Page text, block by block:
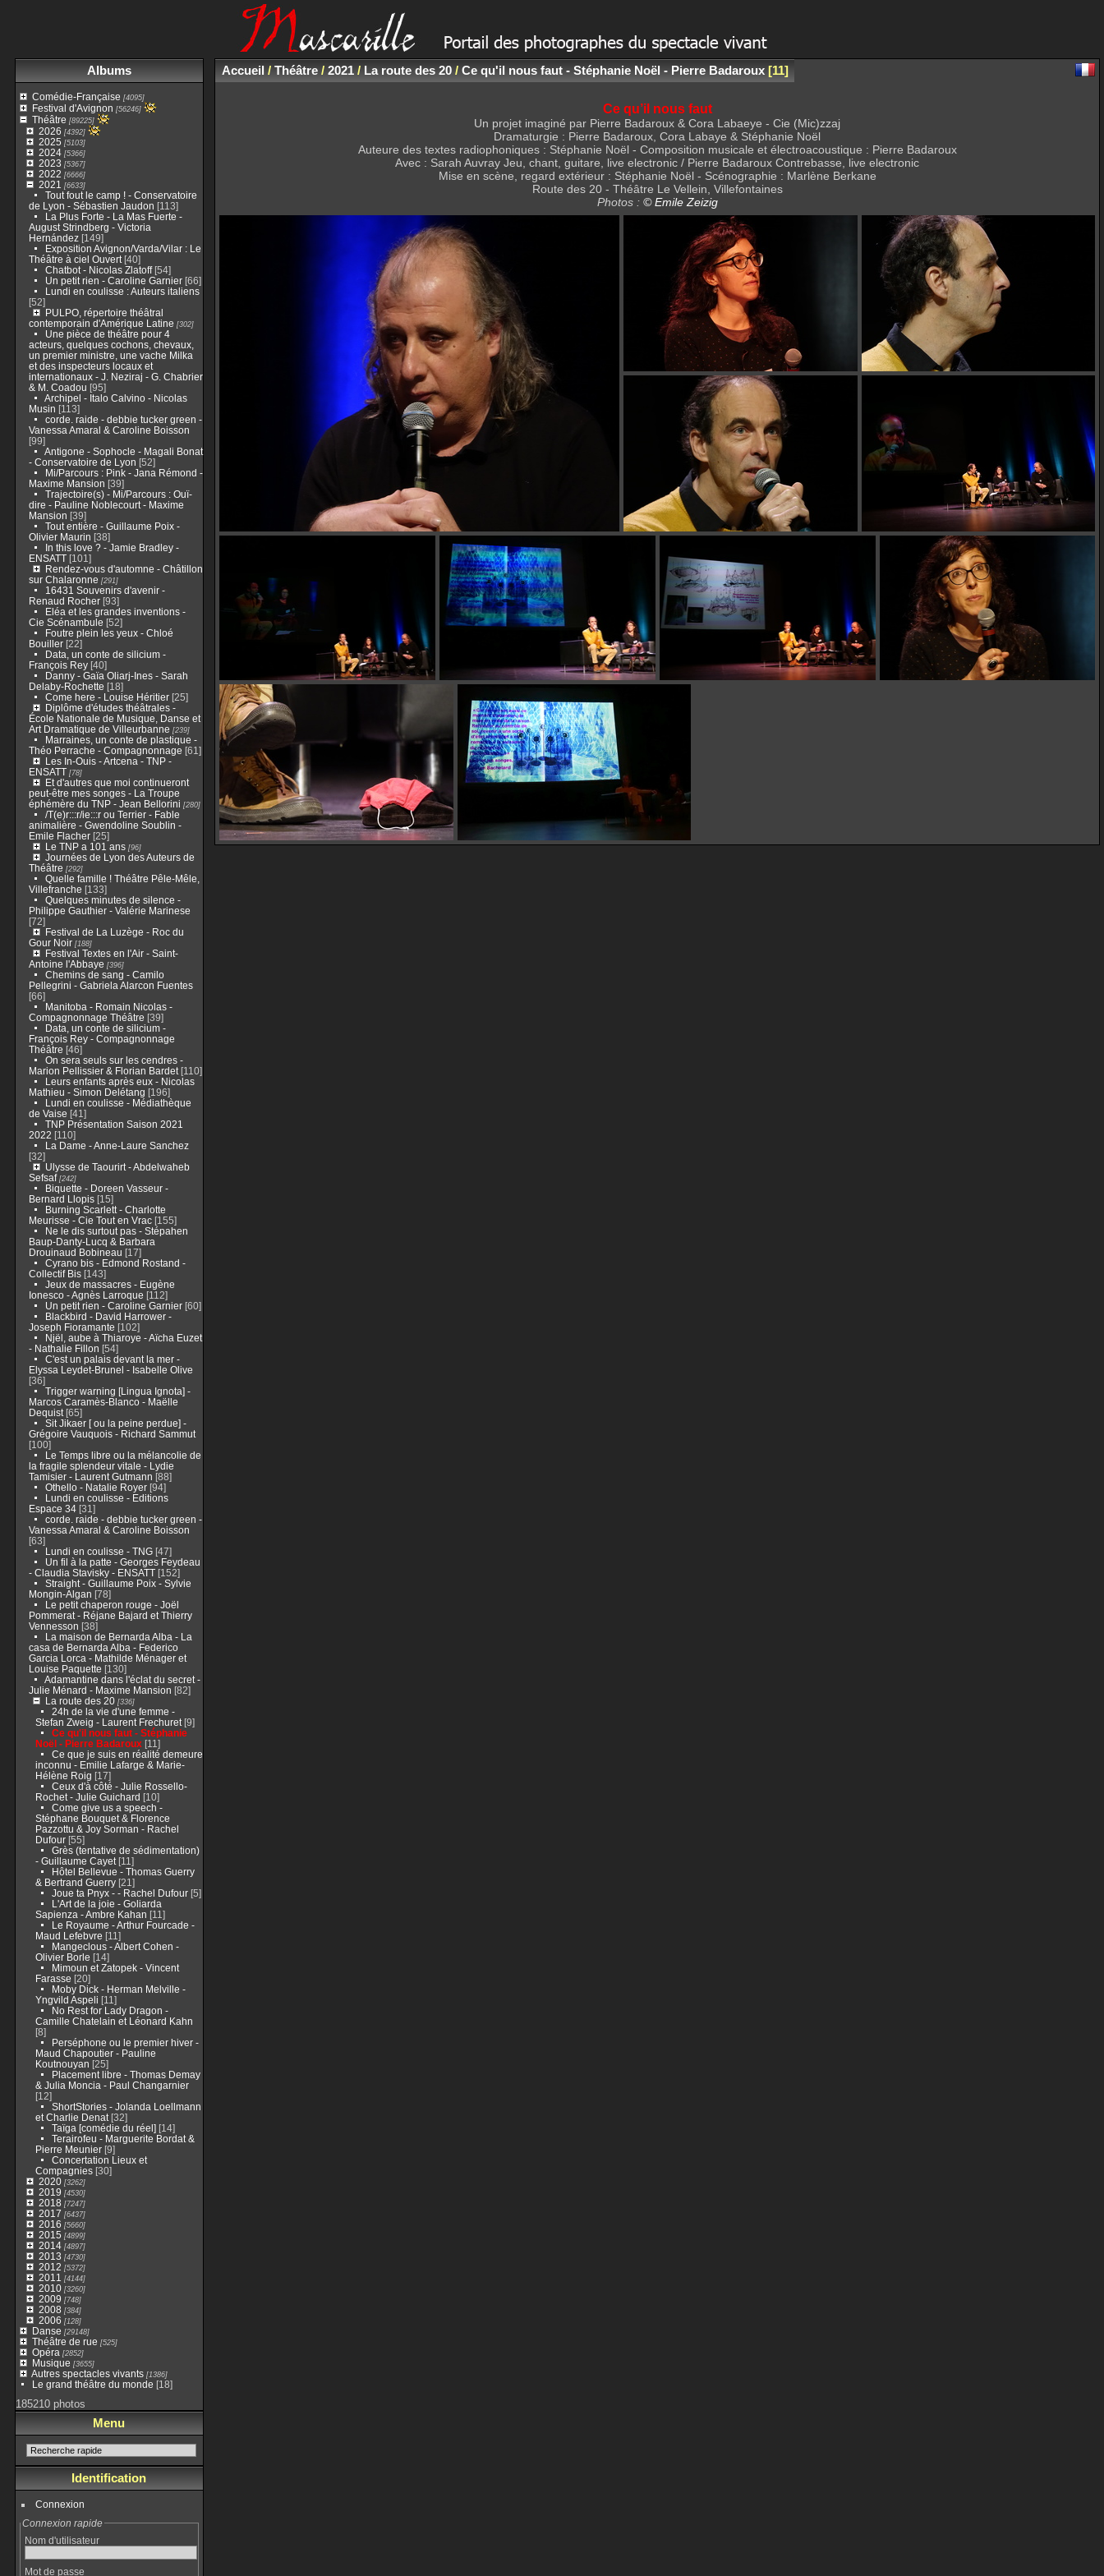
Albums
Comédie-Française [4095]
Festival d'Avignon [56246]
Théâtre [89225]
2026 [4392]
2025 [5103]
2024[5366]
2023 [5367]
2022 [6666]
2021 [6633]
Tout fout le camp ! - Conservatoire
de Lyon - Sébastien Jaudon [113]
La Plus Forte - La Mas Fuerte -
August Strindberg - Victoria
Hernández[149]
Exposition Avignon/Varda/Vilar : Le
Théâtre à ciel Ouvert[40]
Chatbot - Nicolas Zlatoff[54]
Un petit rien - Caroline Garnier[66]
Lundi en coulisse : Auteurs italiens
[52]
PULPO, répertoire théâtral
contemporain d'Amérique Latine [302]
Une pièce de théâtre pour 4
acteurs, quelques cochons, chevaux,
un premier ministre, une vache Milka
et des inspecteurs locaux et
internationaux - J. Neziraj - G. Chabrier
& M. Coadou [95]
Archipel - Italo Calvino - Nicolas
Musin [113]
corde. raide - debbie tucker green -
Vanessa Amaral & Caroline Boisson
[99]
Antigone - Sophocle - Magali Bonat
- Conservatoire de Lyon [52]
Mi/Parcours : Pink - Jana Rémond -
Maxime Mansion [39]
Trajectoire(s) - Mi/Parcours : Ouï-
dire - Pauline Noblecourt - Maxime
Mansion [39]
Tout entière - Guillaume Poix -
Olivier Maurin [38]
In this love ? - Jamie Bradley -
ENSATT[101]
Rendez-vous d'automne - Châtillon
sur Chalaronne [291]
16431 Souvenirs d'avenir -
Renaud Rocher[93]
Eléa et les grandes inventions -
Cie Scénambule [52]
Foutre plein les yeux - Chloé
Bouiller[22]
Data, un conte de silicium -
François Rey[40]
Danny - Gaïa Oliarj-Ines - Sarah
Delaby-Rochette [18]
Come here - Louise Héritier[25]
Diplôme d'études théâtrales -
École Nationale de Musique, Danse et
Art Dramatique de Villeurbanne [239]
Marraines, un conte de plastique -
Théo Perrache - Compagnonnage [61]
Les In-Ouis - Artcena - TNP -
ENSATT [78]
Et d'autres que moi continueront
peut-être mes songes - La Troupe
éphémère du TNP - Jean Bellorini [280]
/T(e)r:::r/ie:::r ou Terrier - Fable
animalière - Gwendoline Soublin -
Emile Flacher[25]
Le TNP a 101 ans[96]
Journées de Lyon des Auteurs de
Théâtre [292]
Quelle famille ! Théâtre Pêle-Mêle,
Villefranche [133]
Quelques minutes de silence -
Philippe Gauthier - Valérie Marinese
[72]
Festival de La Luzège - Roc du
Gour Noir[188]
Festival Textes en l'Air - Saint-
Antoine l'Abbaye [396]
Chemins de sang - Camilo
Pellegrini - Gabriela Alarcon Fuentes
[66]
Manitoba - Romain Nicolas -
Compagnonnage Théâtre [39]
Data, un conte de silicium -
François Rey - Compagnonnage
Théâtre [46]
On sera seuls sur les cendres -
Marion Pellissier & Florian Bardet[110]
Leurs enfants après eux - Nicolas
Mathieu - Simon Delétang [196]
Lundi en coulisse - Médiathèque
de Vaise [41]
TNP Présentation Saison 2021
2022 [110]
La Dame - Anne-Laure Sanchez
[32]
Ulysse de Taourirt - Abdelwaheb
Sefsaf[242]
Biquette - Doreen Vasseur -
Bernard Llopis[15]
Burning Scarlett - Charlotte
Meurisse - Cie Tout en Vrac[155]
Ne le dis surtout pas - Stépahen
Baup-Danty-Lucq & Barbara
Drouinaud Bobineau [17]
Cyrano bis - Edmond Rostand -
Collectif Bis[143]
Jeux de massacres - Eugène
Ionesco - Agnès Larroque [112]
Un petit rien - Caroline Garnier[60]
Blackbird - David Harrower -
Joseph Fioramante [102]
Njël, aube à Thiaroye - Aïcha Euzet
- Nathalie Fillon [54]
C'est un palais devant la mer -
Elyssa Leydet-Brunel - Isabelle Olive
[36]
Trigger warning [Lingua Ignota] -
Marcos Caramès-Blanco - Maëlle
Dequist[65]
Sit Jikaer [ ou la peine perdue] -
Grégoire Vauquois - Richard Sammut
[100]
Le Temps libre ou la mélancolie de
la fragile splendeur vitale - Lydie
Tamisier - Laurent Gutmann [88]
Othello - Natalie Royer[94]
Lundi en coulisse - Editions
Espace 34[31]
corde. raide - debbie tucker green -
Vanessa Amaral & Caroline Boisson
[63]
Lundi en coulisse - TNG[47]
Un fil à la patte - Georges Feydeau
- Claudia Stavisky - ENSATT[152]
Straight - Guillaume Poix - Sylvie
Mongin-Algan [78]
Le petit chaperon rouge - Joël
Pommerat - Réjane Bajard et Thierry
Vennesson [38]
La maison de Bernarda Alba - La
casa de Bernarda Alba - Federico
Garcia Lorca - Mathilde Ménager et
Louise Paquette [130]
Adamantine dans l'éclat du secret -
Julie Ménard - Maxime Mansion [82]
La route des 20[336]
24h de la vie d'une femme -
Stefan Zweig - Laurent Frechuret[9]
Ce qu'il nous faut - Stéphanie
Noël - Pierre Badaroux[11]
Ce que je suis en réalité demeure
inconnu - Emilie Lafarge & Marie-
Hélène Roig [17]
Ceux d'à côté - Julie Rossello-
Rochet - Julie Guichard [10]
Come give us a speech -
Stéphane Bouquet & Florence
Pazzottu & Joy Sorman - Rachel
Dufour[55]
Grès (tentative de sédimentation)
- Guillaume Cayet[11]
Hôtel Bellevue - Thomas Guerry
& Bertrand Guerry[21]
Joue ta Pnyx - - Rachel Dufour[5]
L'Art de la joie - Goliarda
Sapienza - Ambre Kahan [11]
Le Royaume - Arthur Fourcade -
Maud Lefebvre [11]
Mangeclous - Albert Cohen -
Olivier Borle [14]
Mimoun et Zatopek - Vincent
Farasse [20]
Moby Dick - Herman Melville -
Yngvild Aspeli [11]
No Rest for Lady Dragon -
Camille Chatelain et Léonard Kahn
[8]
Perséphone ou le premier hiver -
Maud Chapoutier - Pauline
Koutnouyan [25]
Placement libre - Thomas Demay
& Julia Moncia - Paul Changarnier
[12]
ShortStories - Jolanda Loellmann
et Charlie Denat[32]
Taïga [comédie du réel][14]
Terairofeu - Marguerite Bordat &
Pierre Meunier[9]
Concertation Lieux et
Compagnies[30]
2020[3262]
2019 [4530]
2018 [7247]
2017 [6437]
2016 [5660]
2015 [4899]
2014[4897]
2013 [4730]
2012 [5372]
2011 [4144]
2010[3260]
2009 [748]
2008 [384]
2006 [128]
Danse [29148]
Théâtre de rue [525]
Opéra [2852]
Musique [3655]
Autres spectacles vivants[1386]
Le grand théâtre du monde [18]
185210 photos
Menu
Identification
Connexion
Connexion rapide
Nom d'utilisateur
Mot de passe
Accueil/ Théâtre/ 2021/ La route des 20/ Ce qu'il nous faut - Stéphanie Noël - Pierre Badaroux 11
Ce qu’il nous faut
Un projet imaginé par Pierre Badaroux & Cora Labaeye - Cie (Mic)zzaj
Dramaturgie : Pierre Badaroux, Cora Labaye & Stéphanie Noël
Auteure des textes radiophoniques : Stéphanie Noël - Composition musicale et électroacoustique : Pierre Badaroux
Avec : Sarah Auvray Jeu, chant, guitare, live electronic / Pierre Badaroux Contrebasse, live electronic
Mise en scène, regard extérieur : Stéphanie Noël - Scénographie : Marlène Berkane
Route des 20 - Théâtre Le Vellein, Villefontaines
Photos : © Emile Zeizig